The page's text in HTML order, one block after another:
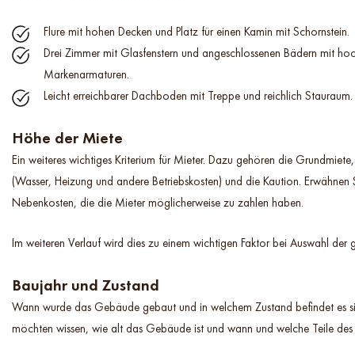
Flure mit hohen Decken und Platz für einen Kamin mit Schornstein.
Drei Zimmer mit Glasfenstern und angeschlossenen Bädern mit
Markenarmaturen.
Leicht erreichbarer Dachboden mit Treppe und reichlich Stauraum.
Höhe der Miete
Ein weiteres wichtiges Kriterium für Mieter. Dazu gehören die
(Wasser, Heizung und andere Betriebskosten) und die Kaution. Erwähnen
Nebenkosten, die die Mieter möglicherweise zu zahlen haben.
Im weiteren Verlauf wird dies zu einem wichtigen Faktor bei Auswahl der
Baujahr und Zustand
Wann wurde das Gebäude gebaut und in welchem Zustand befindet es
möchten wissen, wie alt das Gebäude ist und wann und welche Teile